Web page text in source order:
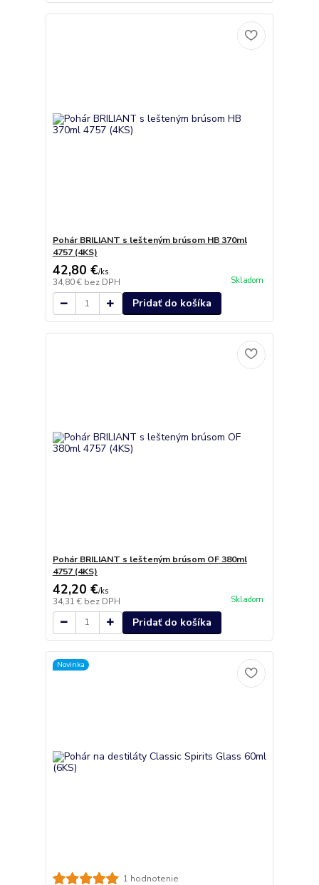
Pohár BRILIANT s lešteným brúsom HB 370ml
4757 (4KS)
42,80 €/ks
34,80 € bez DPH Skladom
Pridať do košíka
Pohár BRILIANT s lešteným brúsom OF 380ml
4757 (4KS)
42,20 €/ks
34,31 € bez DPH Skladom
Pridať do košíka
Novinka
1 hodnotenie